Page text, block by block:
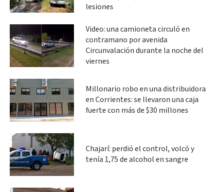
lesiones
Video: una camioneta circuló en
contramano por avenida
Circunvalación durante la noche del
viernes
Millonario robo en una distribuidora
en Corrientes: se llevaron una caja
fuerte con más de $30 millones
Chajarí: perdió el control, volcó y
tenía 1,75 de alcohol en sangre